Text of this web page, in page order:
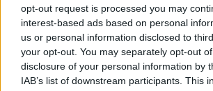
opt-out request is processed you may
interest-based ads based on personal
us or personal information disclosed to
your opt-out. You may separately opt-out
disclosure of your personal information by
IAB’s list of downstream participants. This
A lakosságra is fontos szerep hárul a
elkerülésében